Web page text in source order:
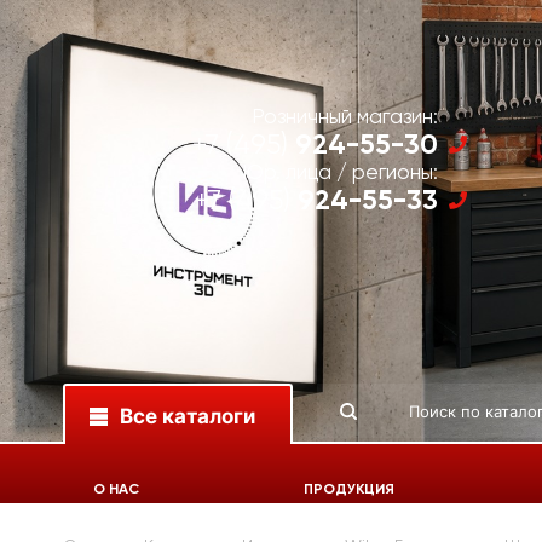
Розничный магазин:
+7 (495) 924-55-30
Юр. лица / регионы:
+7 (495) 924-55-33
Все каталоги
О НАС ПРОДУКЦИЯ